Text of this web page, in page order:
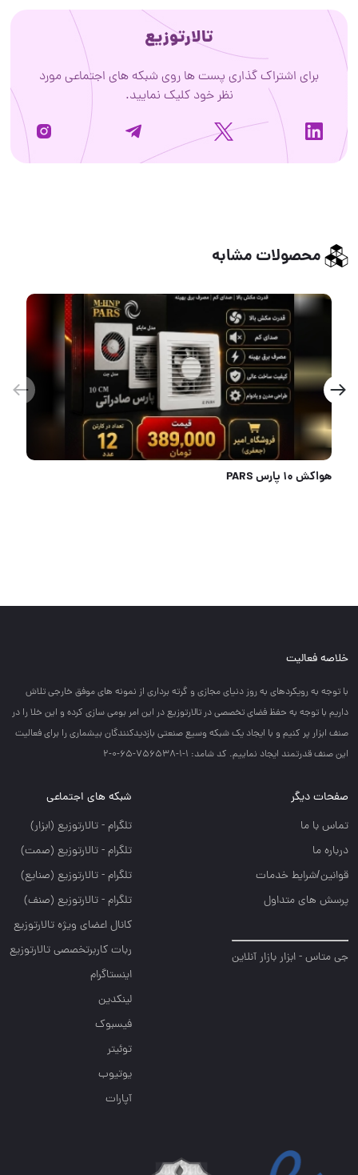
تالارتوزیع
برای اشتراک گذاری پست ها روی شبکه های اجتماعی مورد
نظر خود کلیک نمایید.
محصولات مشابه
شیلنگ تراز مواد نو کریستالی
خلاصه فعالیت
با توجه به رويكردهاي به روز دنياي مجازي و گرته برداري از نمونه هاي موفق خارجي تلاش
داريم با توجه به حفظ فضاي تخصصي در تالارتوزيع در اين امر بومي سازي كرده و اين خلا را در
صنف ابزار پر كنيم و با ايجاد يك شبكه وسيع صنعتي بازديدكنندگان بيشماري را براي فعاليت
اين صنف قدرتمند ايجاد نماييم. کد شامد: 1-1-756538-65-0-2
صفحات دیگر
تماس با ما
درباره ما
قوانین/شرایط خدمات
پرسش های متداول
جی متاس - ابزار بازار آنلاین
شبکه های اجتماعی
تلگرام - تالارتوزيع (ابزار)
تلگرام - تالارتوزيع (صمت)
تلگرام - تالارتوزيع (صنايع)
تلگرام - تالارتوزیع (صنف)
کانال اعضای ویژه تالارتوزیع
ربات کاربرتخصصی تالارتوزیع
اینستاگرام
لینکدین
فیسبوک
توئیتر
یوتیوب
آپارات